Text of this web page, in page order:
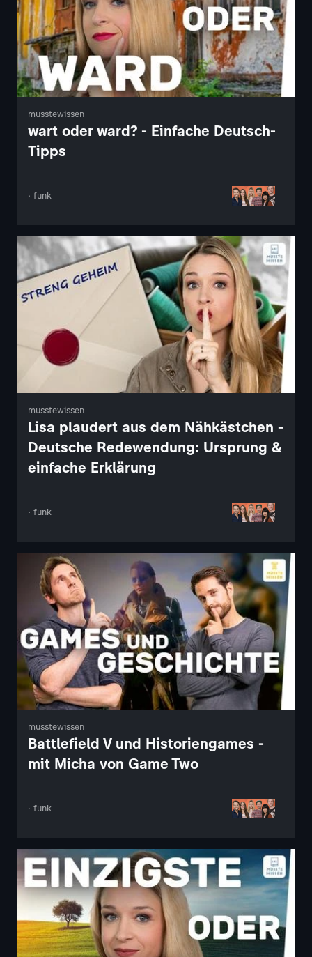
musstewissen
wart oder ward? - Einfache Deutsch-
Tipps
· funk
musstewissen
Lisa plaudert aus dem Nähkästchen -
Deutsche Redewendung: Ursprung &
einfache Erklärung
· funk
musstewissen
Battlefield V und Historiengames -
mit Micha von Game Two
· funk